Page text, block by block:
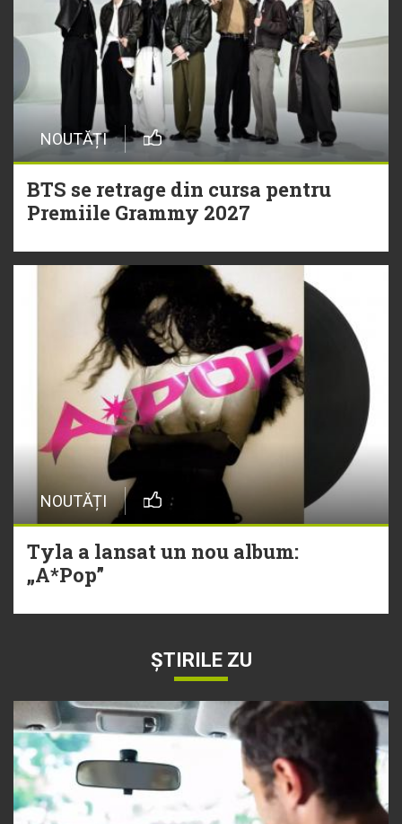
NOUTĂȚI
BTS se retrage din cursa pentru
Premiile Grammy 2027
NOUTĂȚI
Tyla a lansat un nou album:
„A*Pop”
ȘTIRILE ZU